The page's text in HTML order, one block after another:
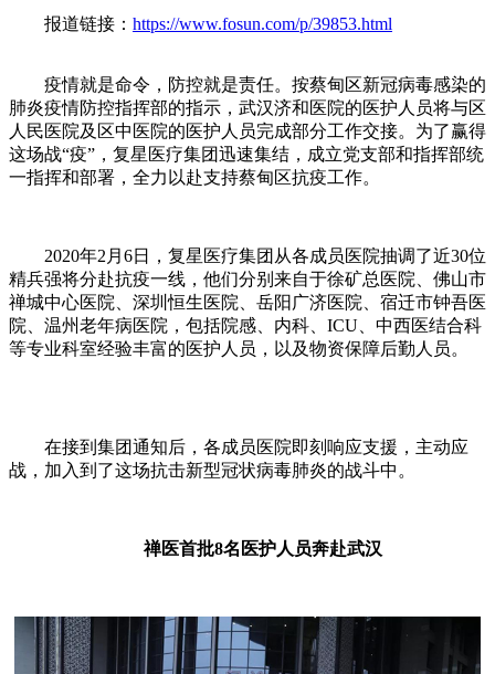
报道链接： https://www.fosun.com/p/39853.html
疫情就是命令，防控就是责任。按蔡甸区新冠病毒感染的
肺炎疫情防控指挥部的指示，武汉济和医院的医护人员将与区
人民医院及区中医院的医护人员完成部分工作交接。为了赢得
这场战“疫”，复星医疗集团迅速集结，成立党支部和指挥部统
一指挥和部署，全力以赴支持蔡甸区抗疫工作。
2020年2月6日，复星医疗集团从各成员医院抽调了近30位
精兵强将分赴抗疫一线，他们分别来自于徐矿总医院、佛山市
禅城中心医院、深圳恒生医院、岳阳广济医院、宿迁市钟吾医
院、温州老年病医院，包括院感、内科、ICU、中西医结合科
等专业科室经验丰富的医护人员，以及物资保障后勤人员。
在接到集团通知后，各成员医院即刻响应支援，主动应
战，加入到了这场抗击新型冠状病毒肺炎的战斗中。
禅医首批8名医护人员奔赴武汉